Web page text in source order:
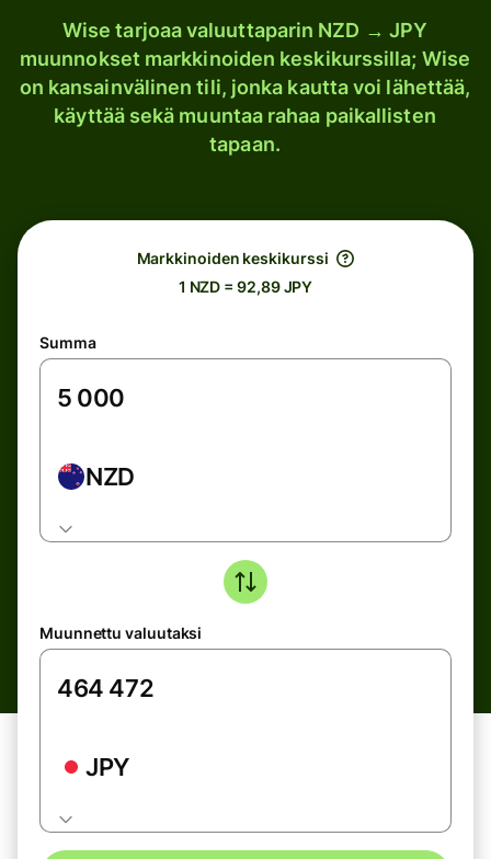
Wise tarjoaa valuuttaparin NZD → JPY
muunnokset markkinoiden keskikurssilla; Wise
on kansainvälinen tili, jonka kautta voi lähettää,
käyttää sekä muuntaa rahaa paikallisten
tapaan.
Markkinoiden keskikurssi
1 NZD = 92,89 JPY
Summa
NZD
Muunnettu valuutaksi
JPY